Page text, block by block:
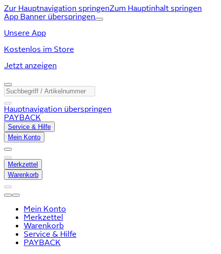
Zur Hauptnavigation springenZum Hauptinhalt springen
App Banner überspringen
Unsere App
Kostenlos im Store
Jetzt anzeigen
Hauptnavigation überspringen
PAYBACK
Service & Hilfe
Mein Konto
Merkzettel
Warenkorb
Mein Konto
Merkzettel
Warenkorb
Service & Hilfe
PAYBACK